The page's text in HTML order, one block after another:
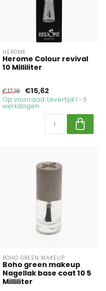
HEROME
Herome Colour revival
10 Milliliter
€17,18 €15,62
Op voorraad. Levertijd 1 - 3
werkdagen
BOHO GREEN MAKEUP
Boho green makeup
Nagellak base coat 10 5
Milliliter